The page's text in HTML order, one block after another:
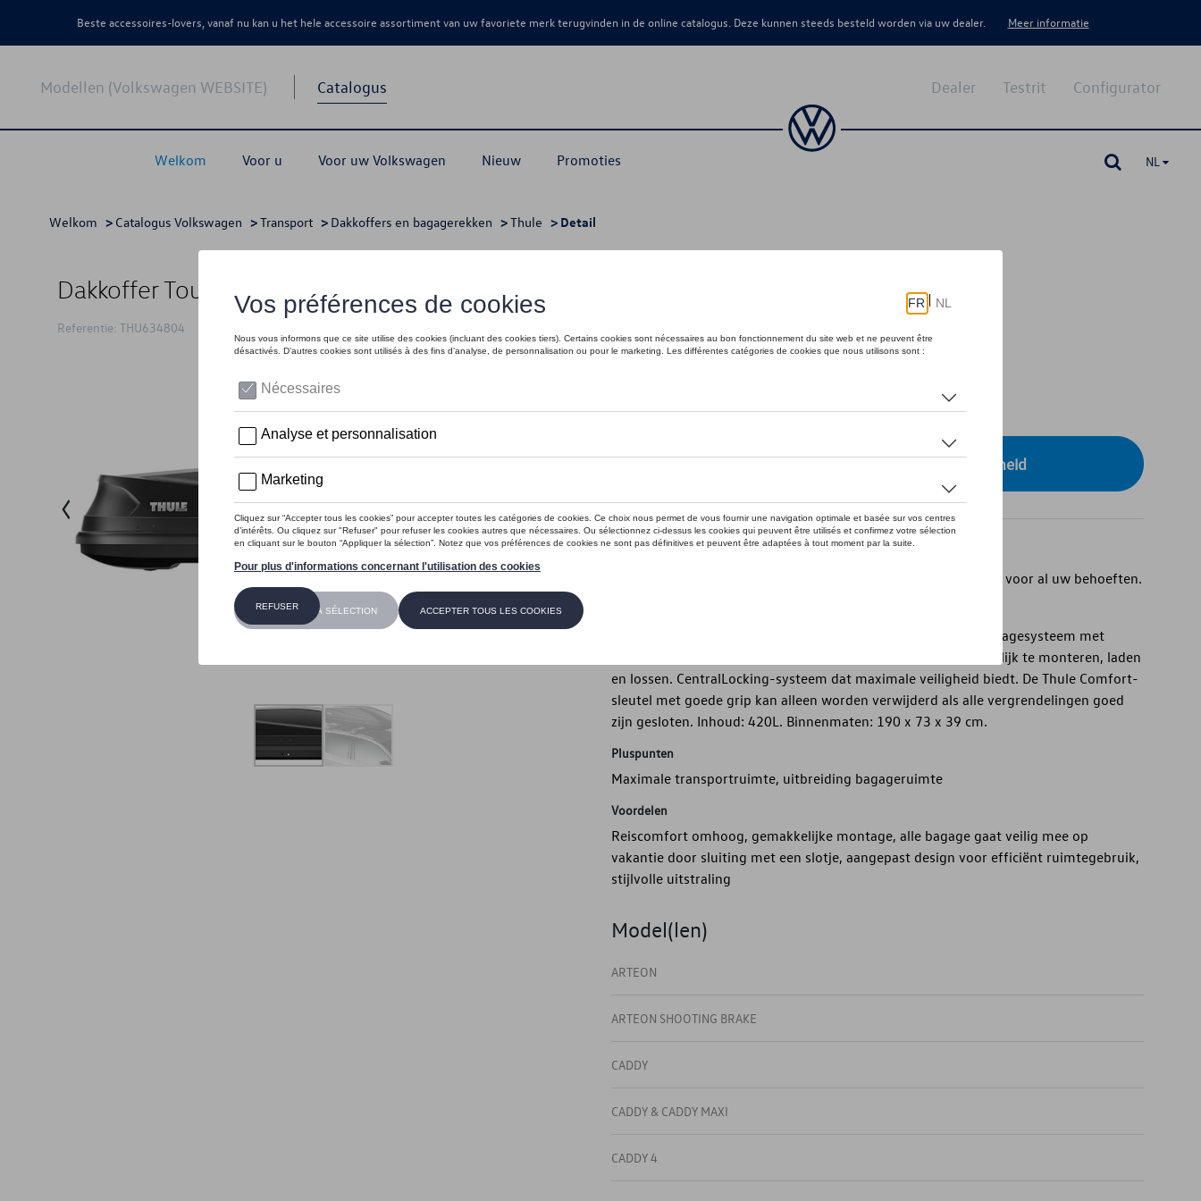
Beste accessoires-lovers, vanaf nu kan u het hele accessoire assortiment van uw favoriete merk terugvinden in de online catalogus. Deze kunnen steeds besteld worden via uw dealer. Meer informatie
Modellen (Volkswagen WEBSITE) Catalogus
Welkom Voor u Voor uw Volkswagen Nieuw Promoties
Configurator
Testrit
Dealer
NL
Welkom > Catalogus Volkswagen >Transport > Dakkoffers en bagagerekken >Thule > Detail
Dakkoffer Touring L - Anthracite aeroskin
Referentie: THU634804
Dit product is momenteel niet op stock
Contacteer uw dealer voor beschikbaarheid
Introductie
Stijlvolle maar functionele, gemakkelijk te gebruiken dakkoffer voor al uw behoeften.
Eenvoudige en veilige montage dankzij het FastClick-snelmontagesysteem met
geïntegreerde koppelindicator. DualSide-opening om gemakkelijk te monteren, laden
en lossen. CentralLocking-systeem dat maximale veiligheid biedt. De Thule Comfort-
sleutel met goede grip kan alleen worden verwijderd als alle vergrendelingen goed
zijn gesloten. Inhoud: 420L. Binnenmaten: 190 x 73 x 39 cm.
Pluspunten
Maximale transportruimte, uitbreiding bagageruimte
Voordelen
Reiscomfort omhoog, gemakkelijke montage, alle bagage gaat veilig mee op
vakantie door sluiting met een slotje, aangepast design voor efficiënt ruimtegebruik,
stijlvolle uitstraling
Model(len)
ARTEON
ARTEON SHOOTING BRAKE
CADDY
CADDY & CADDY MAXI
CADDY 4